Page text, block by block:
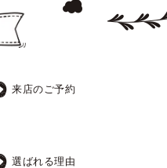
来店のご予約
選ばれる理由